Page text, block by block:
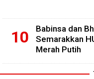
Babinsa dan
Semarakkan
Merah Putih